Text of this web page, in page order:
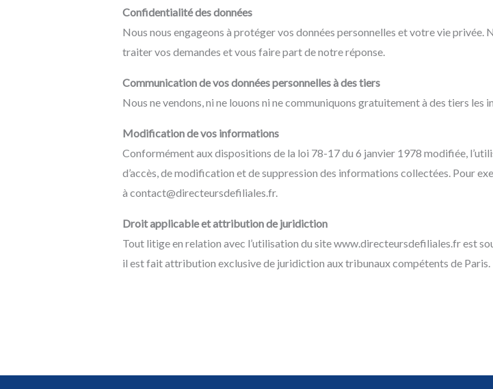
Confidentialité des données
Nous nous engageons à protéger vos données personnelles et votre vie
traiter vos demandes et vous faire part de notre réponse.
Communication de vos données personnelles à des tiers
Nous ne vendons, ni ne louons ni ne communiquons gratuitement à des tiers
Modification de vos informations
Conformément aux dispositions de la loi 78-17 du 6 janvier 1978 modifiée,
d’accès, de modification et de suppression des informations collectées. Pour
à contact@directeursdefiliales.fr.
Droit applicable et attribution de juridiction
Tout litige en relation avec l’utilisation du site www.directeursdefiliales.fr est
il est fait attribution exclusive de juridiction aux tribunaux compétents de Paris.